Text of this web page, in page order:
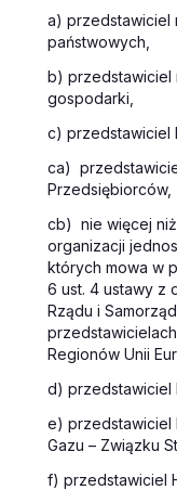
a) przedstawiciel
państwowych,
b) przedstawiciel
gospodarki,
c) przedstawiciel
ca)
Przedsiębiorców,
cb) nie więcej
organizacji
których mowa w
6 ust. 4 ustawy z
Rządu i
Regionów Unii
d) przedstawiciel
e) przedstawiciel
Gazu – Związku
f) przedstawiciel